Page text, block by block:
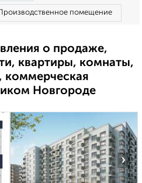
помещение
о продаже,
квартиры, комнаты,
Новгороде
›